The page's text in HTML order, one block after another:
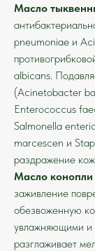
Масло
pneumoniae и
albicans.
(Acinetobacter
Enterococcus
Salmonella
marcescen и
раздражение
Масло конопли
заживление
обезвоженную
увлажняющими и
разглаживает